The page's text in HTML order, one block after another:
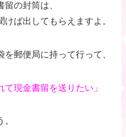
の封筒は、
ば出してもらえますよ。
郵便局に持って行って、
て現金書留を送りたい」